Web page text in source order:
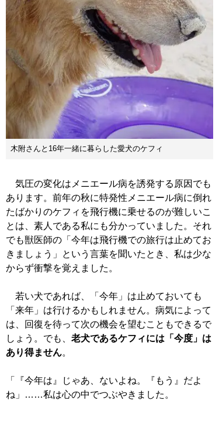
木附さんと16年一緒に暮らした愛犬のケフィ
気圧の変化はメニエール病を誘発する原因でも
あります。前年の秋に特発性メニエール病に倒れ
たばかりのケフィを飛行機に乗せるのが難しいこ
とは、素人である私にも分かっていました。それ
でも獣医師の「今年は飛行機での旅行は止めてお
きましょう」という言葉を聞いたとき、私は少な
からず衝撃を覚えました。
若い犬であれば、「今年」は止めておいても
「来年」は行けるかもしれません。病気によって
は、回復を待って次の機会を望むこともできるで
しょう。でも、 老犬であるケフィには「今度」は
あり得ません。
「『今年は』じゃあ、ないよね。『もう』だよ
ね」……私は心の中でつぶやきました。